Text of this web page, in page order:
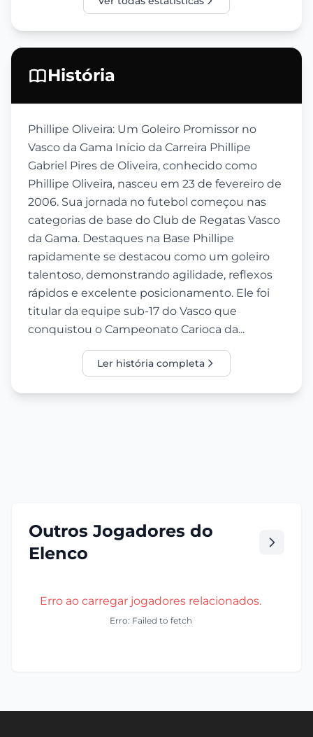
História
Phillipe Oliveira: Um Goleiro Promissor no
Vasco da Gama Início da Carreira Phillipe
Gabriel Pires de Oliveira, conhecido como
Phillipe Oliveira, nasceu em 23 de fevereiro de
2006. Sua jornada no futebol começou nas
categorias de base do Club de Regatas Vasco
da Gama. Destaques na Base Phillipe
rapidamente se destacou como um goleiro
talentoso, demonstrando agilidade, reflexos
rápidos e excelente posicionamento. Ele foi
titular da equipe sub-17 do Vasco que
conquistou o Campeonato Carioca da...
Ler história completa
Outros Jogadores do
Elenco
Erro ao carregar jogadores relacionados.
Erro: Failed to fetch